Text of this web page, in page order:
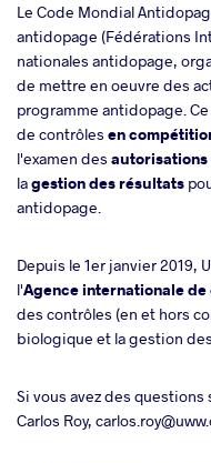
Le Code Mondial
antidopage (Fédérations
nationales antidopage,
de mettre en oeuvre des
programme antidopage.
de contrôles en
l'examen des
lagestion des résultats
antidopage.
Depuis le 1er janvier 2019,
l'Agence internationale
des contrôles (en et hors
biologique et la gestion
Si vous avez des
Carlos Roy,